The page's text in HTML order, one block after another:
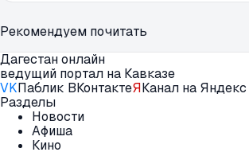
Рекомендуем почитать
Дагестан онлайн
ведущий портал на Кавказе
VKПаблик ВКонтактеЯКанал на
Разделы
Новости
Афиша
Кино